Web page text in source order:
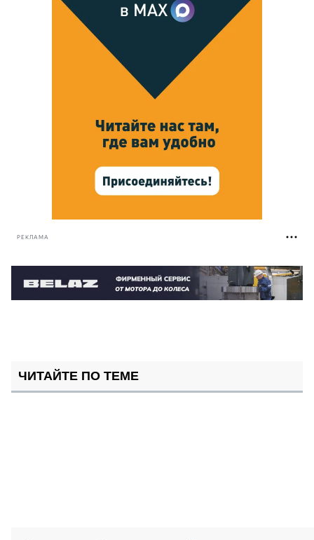
РЕКЛАМА
ЧИТАЙТЕ ПО ТЕМЕ